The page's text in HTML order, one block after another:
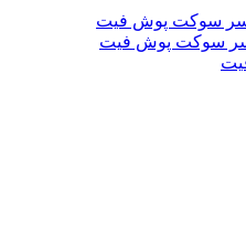
سر سوکت پوش فیت
سر سوکت پوش فیت